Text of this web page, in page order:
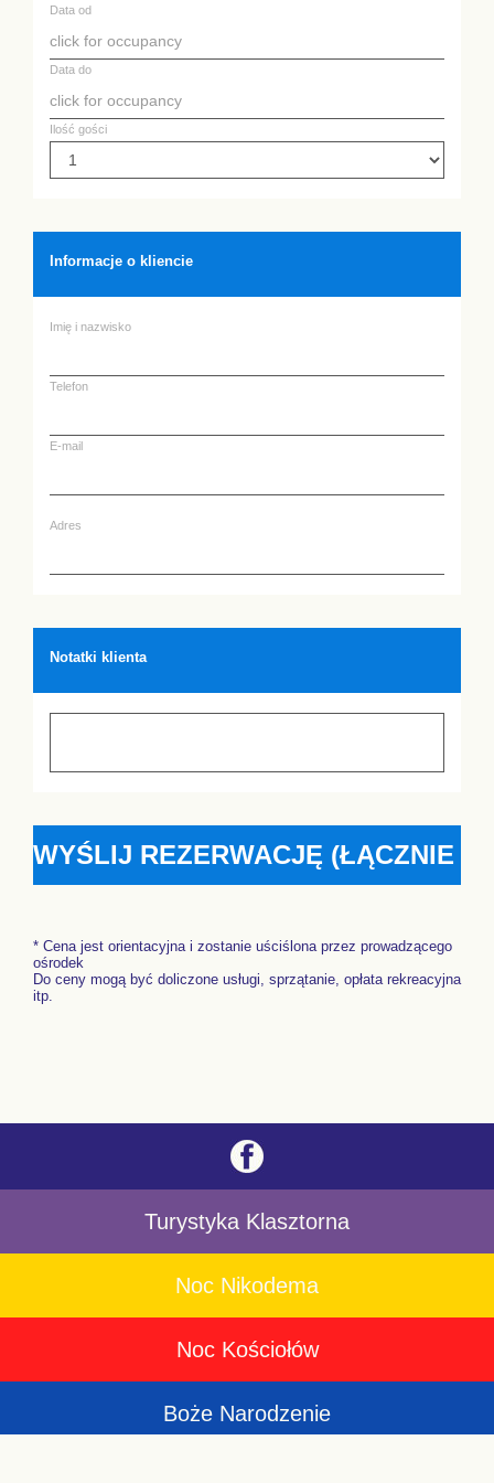
Data od
Data do
Ilość gości
Informacje o kliencie
Imię i nazwisko
Telefon
E-mail
Adres
Notatki klienta
* Cena jest orientacyjna i zostanie uściślona przez prowadzącego
ośrodek
Do ceny mogą być doliczone usługi, sprzątanie, opłata rekreacyjna
itp.
Turystyka Klasztorna
Noc Nikodema
Noc Kościołów
Boże Narodzenie